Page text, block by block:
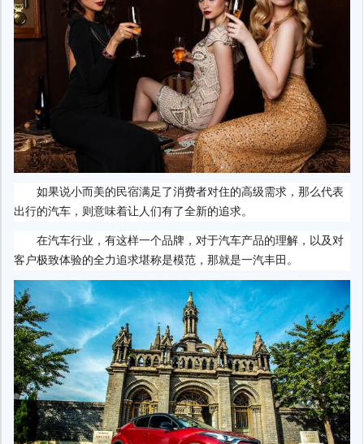
如果说小而美的民宿满足了消费者对住的高级需求，那么代表
出行的汽车，则意味着让人们有了全新的追求。
在汽车行业，有这样一个品牌，对于汽车产品的理解，以及对
客户极致体验的全力追求堪称是模范，那就是一汽丰田。